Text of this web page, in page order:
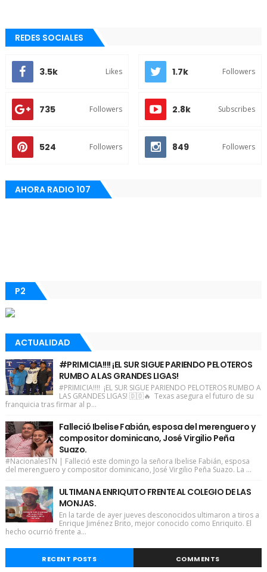
REDES SOCIALES
3.5k Likes 1.7k Followers
735 Followers 2.8k Subscribes
524 Followers 849 Followers
AHORA RADIO 107
P2
ACTUALIDAD
#PRIMICIA!!!! ¡EL SUR SIGUE PARIENDO PELOTEROS
RUMBO A LAS GRANDES LIGAS!
#PRIMICIA!!!! ¡EL SUR SIGUE PARIENDO PELOTEROS RUMBO A
LAS GRANDES LIGAS! 🇩🇴🔥 Texas asegura el futuro de su
franquicia tras firmar al p...
Falleció Ibelise Fabián, esposa del merenguero y
compositor dominicano, José Virgilio Peña
Suazo.
#NacionalesTN | Falleció este domingo la señora Ibelise Fabián, esposa
del merenguero y compositor dominicano, José Virgilio Peña Suazo. La ...
ULTIMAN A ENRIQUITO FRENTE AL COLEGIO DE LAS
MONJAS.
En la tarde de ayer jueves desconocidos ultimaron a tiros a
Enrique Jiménez Brito, mejor conocido como Enriquito. El
hecho ocurrió frente a...
RECENT POSTS COMMENTS